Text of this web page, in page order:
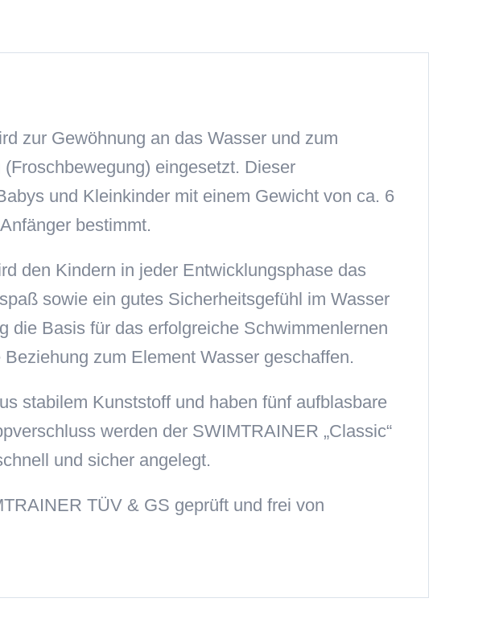
zur Gewöhnung an das Wasser und zum
eingesetzt. Dieser
und Kleinkinder mit einem Gewicht von ca. 6
bestimmt.
den Kindern in jeder Entwicklungsphase das
sowie ein gutes Sicherheitsgefühl im Wasser
die Basis für das erfolgreiche Schwimmenlernen
zum Element Wasser geschaffen.
stabilem Kunststoff und haben fünf aufblasbare
werden der SWIMTRAINER „Classic“
und sicher angelegt.
TÜV & GS geprüft und frei von